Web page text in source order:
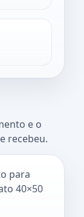
e o
recebeu.
para
40×50